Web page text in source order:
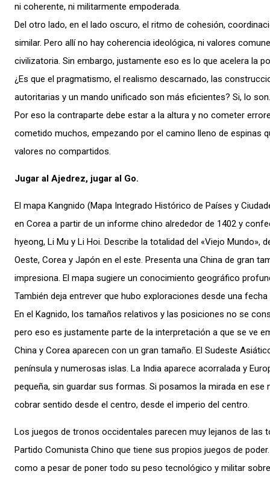
ni coherente, ni militarmente empoderada.
Del otro lado, en el lado oscuro, el ritmo de cohesión,
similar. Pero allí no hay coherencia ideológica, ni valores
civilizatoria. Sin embargo, justamente eso es lo que acelera la
¿Es que el pragmatismo, el realismo descarnado, las
autoritarias y un mando unificado son más eficientes? Si, lo
Por eso la contraparte debe estar a la altura y no cometer
cometido muchos, empezando por el camino lleno de espinas
valores no compartidos.
Jugar al Ajedrez, jugar al Go.
El mapa Kangnido (Mapa Integrado Histórico de Países y
en Corea a partir de un informe chino alrededor de 1402 y
hyeong, Li Mu y Li Hoi. Describe la totalidad del «Viejo Mundo»,
Oeste, Corea y Japón en el este. Presenta una China de gran
impresiona. El mapa sugiere un conocimiento geográfico
También deja entrever que hubo exploraciones desde una
En el Kagnido, los tamaños relativos y las posiciones no se
pero eso es justamente parte de la interpretación a que se ve
China y Corea aparecen con un gran tamaño. El Sudeste
península y numerosas islas. La India aparece acorralada y
pequeña, sin guardar sus formas. Si posamos la mirada en ese
cobrar sentido desde el centro, desde el imperio del centro.
Los juegos de tronos occidentales parecen muy lejanos de las
Partido Comunista Chino que tiene sus propios juegos de
como a pesar de poner todo su peso tecnológico y militar